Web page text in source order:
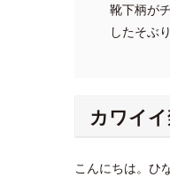
靴下柄が
したそぶ
カワイ
こんにちは。ひ